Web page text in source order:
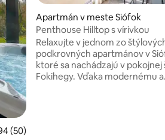
123
ohodnotenie 4,94 z 5, počet
(50)
Apartmán v meste Siófok
Penthouse Hilltop s vírivkou
Relaxujte v jednom zo
podkrovných apartmánov v
ktoré sa nachádzajú v
Fokihegy. Vďaka modernému a